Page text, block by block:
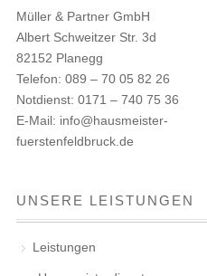
Müller & Partner GmbH
Albert Schweitzer Str. 3d
82152 Planegg
Telefon: 089 – 70 05 82 26
Notdienst: 0171 – 740 75 36
E-Mail: info@hausmeister-
fuerstenfeldbruck.de
UNSERE LEISTUNGEN
Leistungen